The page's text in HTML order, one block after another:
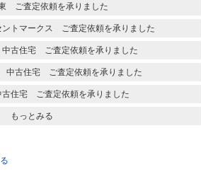
ご査定依頼を承りました
ントマークス ご査定依頼を承りました
古住宅 ご査定依頼を承りました
中古住宅 ご査定依頼を承りました
住宅 ご査定依頼を承りました
もっとみる